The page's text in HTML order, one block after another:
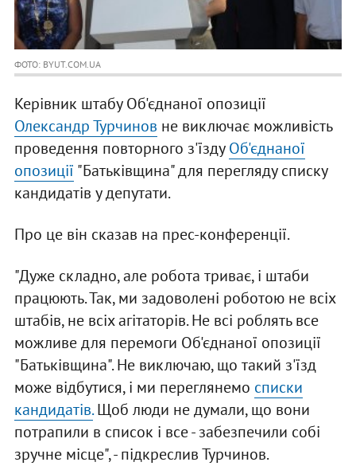
ФОТО: BYUT.COM.UA
Керівник штабу Об'єднаної опозиції
Олександр Турчинов не виключає можливість
проведення повторного з'їздуОб'єднаної
опозиції "Батьківщина" для перегляду списку
кандидатів у депутати.
Про це він сказав на прес-конференції.
"Дуже складно, але робота триває, і штаби
працюють. Так, ми задоволені роботою не всіх
штабів, не всіх агітаторів. Не всі роблять все
можливе для перемоги Об'єднаної опозиції
"Батьківщина". Не виключаю, що такий з'їзд
може відбутися, і ми переглянемо списки
кандидатів.Щоб люди не думали, що вони
потрапили в список і все - забезпечили собі
зручне місце", - підкреслив Турчинов.